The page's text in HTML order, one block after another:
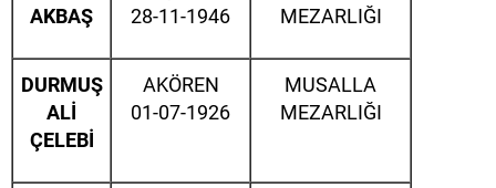
AKBAŞ
28-11-1946
MEZARLIĞI
DURMUŞ
ALİ
ÇELEBİ
AKÖREN
01-07-1926
MUSALLA
MEZARLIĞI